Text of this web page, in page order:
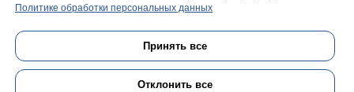
поиск...
Политике обработки персональных данных
Принять все
Отклонить все